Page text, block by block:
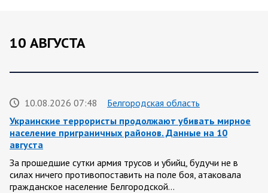
10 АВГУСТА
10.08.2026 07:48
Белгородская область
Украинские террористы продолжают убивать мирное
население приграничных районов. Данные на 10
августа
За прошедшие сутки армия трусов и убийц, будучи не в
силах ничего противопоставить на поле боя, атаковала
гражданское население Белгородской…